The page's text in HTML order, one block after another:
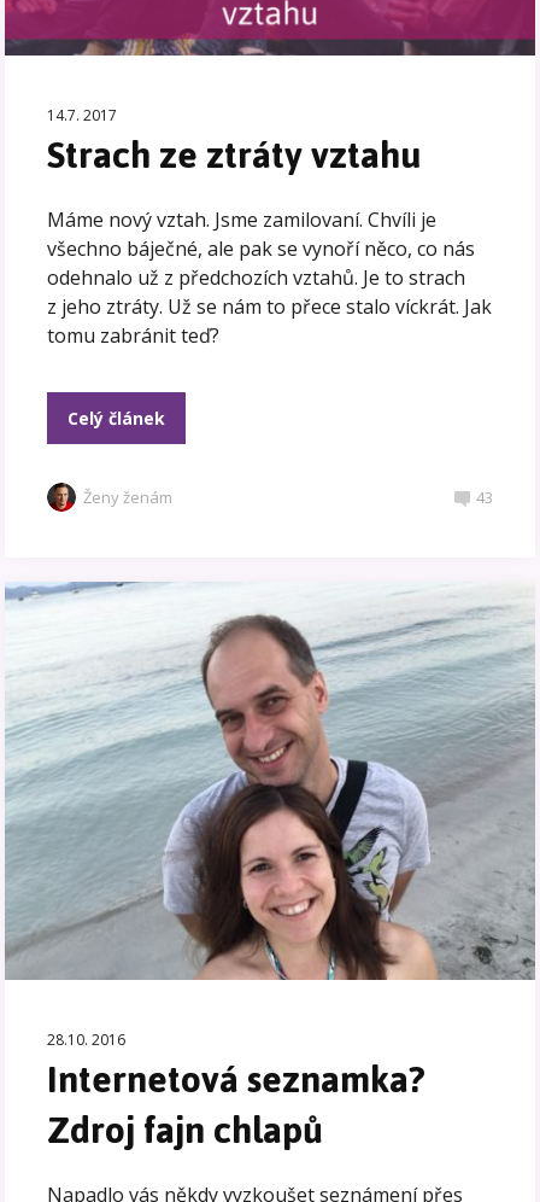
14.7. 2017
Strach ze ztráty vztahu
Máme nový vztah. Jsme zamilovaní. Chvíli je
všechno báječné, ale pak se vynoří něco, co nás
odehnalo už z předchozích vztahů. Je to strach
z jeho ztráty. Už se nám to přece stalo víckrát. Jak
tomu zabránit teď?
Celý článek
Ženy ženám 43
28.10. 2016
Internetová seznamka?
Zdroj fajn chlapů
Napadlo vás někdy vyzkoušet seznámení přes